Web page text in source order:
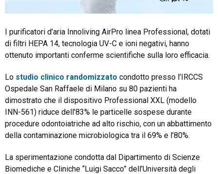
I purificatori d’aria Innoliving AirPro linea Professional, dotati
di filtri HEPA 14, tecnologia UV-C e ioni negativi, hanno
ottenuto importanti conferme scientifiche sulla loro efficacia.
Lo studio clinico randomizzato condotto presso l’IRCCS
Ospedale San Raffaele di Milano su 80 pazienti ha
dimostrato che il dispositivo Professional XXL (modello
INN-561) riduce dell’83% le particelle sospese durante
procedure odontoiatriche ad alto rischio, con un abbattimento
della contaminazione microbiologica tra il 69% e l’80%.
La sperimentazione condotta dal Dipartimento di Scienze
Biomediche e Cliniche “Luigi Sacco” dell’Università degli